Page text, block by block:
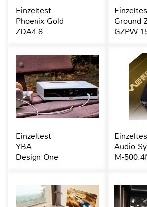
Einzeltest
Phoenix Gold
ZDA4.8
Ground
GZPW
Einzeltest
YBA
Design One
Audio
M-